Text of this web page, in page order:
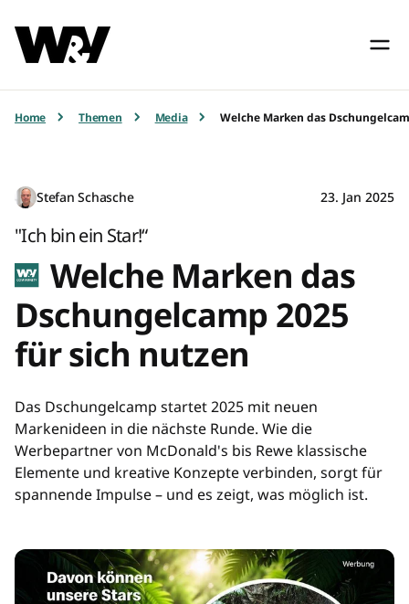
Home Themen Media Welche Marken das
Stefan Schasche 23. Jan 2025
"Ich bin ein Star!“
Welche Marken das
Dschungelcamp 2025
für sich nutzen
Das Dschungelcamp startet 2025 mit neuen
Markenideen in die nächste Runde. Wie die
Werbepartner von McDonald's bis Rewe klassische
Elemente und kreative Konzepte verbinden, sorgt für
spannende Impulse – und es zeigt, was möglich ist.